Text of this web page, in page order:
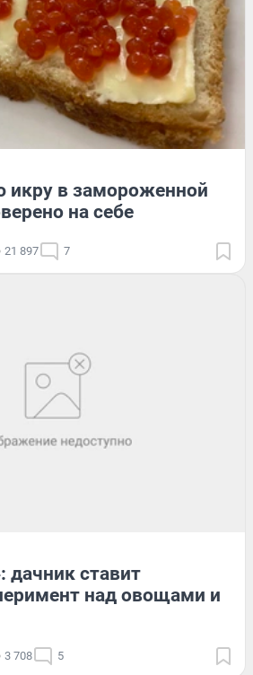
в замороженной
на себе
21 897 7
дачник ставит
над овощами и
3 708 5